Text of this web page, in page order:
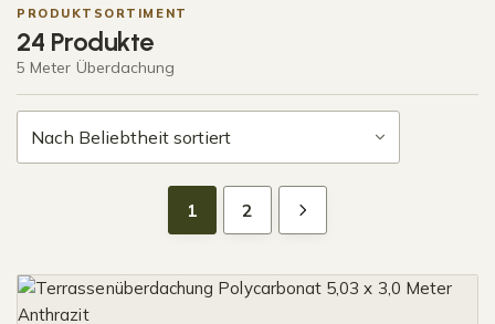
PRODUKTSORTIMENT
24 Produkte
5 Meter Überdachung
1 2